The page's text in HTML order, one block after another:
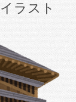
ラスト